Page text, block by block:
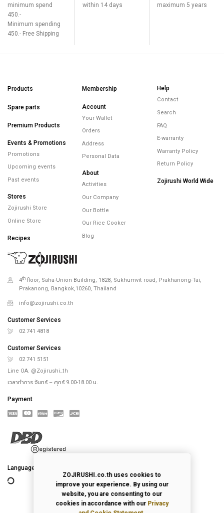
minimum spend
450.-
Minimum spending
450.- Free Shipping
within 14 days
maximum 5 years
Products
Spare parts
Premium Products
Events & Promotions
Promotions
Upcoming events
Past events
Stores
Zojirushi Store
Online Store
Recipes
Membership
Account
Your Wallet
Orders
Address
Personal Data
About
Activities
Our Company
Our Bottle
Our Rice Cooker
Blog
Help
Contact
Search
FAQ
E-warranty
Warranty Policy
Return Policy
Zojirushi World Wide
4th floor, Saha-Union Building, 1828, Sukhumvit road, Prakhanong-Tai,
Prakanong, Bangkok,10260, Thailand
info@zojirushi.co.th
Customer Services
02 741 4818
Customer Services
02 741 5151
Line OA. @Zojirushi_th
เวลาทำการ จันทร์ – ศุกร์ 9.00-18.00 น.
Payment
Language
ZOJIRUSHI.co.th uses cookies to
improve your experience. By using our
website, you are consenting to our
cookies in accordance with our Privacy